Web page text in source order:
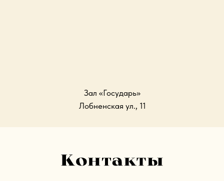
Зал «Государь»
Лобненская ул., 11